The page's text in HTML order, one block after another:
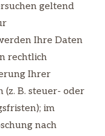
geltend
Ihre Daten
rechtlich
Ihrer
(z. B. steuer- oder
im
nach